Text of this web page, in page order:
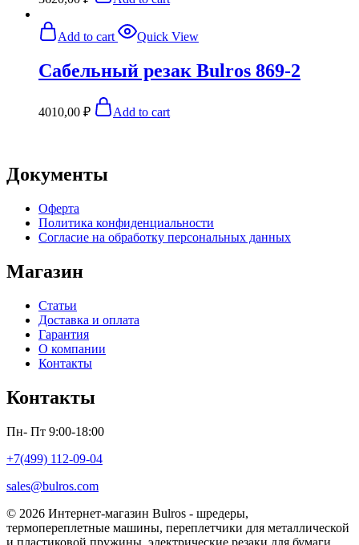
Add to cart Quick View
Сабельный резак Bulros 869-2
4010,00 ₽ Add to cart
Документы
Оферта
Политика конфиденциальности
Согласие на обработку персональных данных
Магазин
Статьи
Доставка и оплата
Гарантия
О компании
Контакты
Контакты
Пн- Пт 9:00-18:00
+7(499) 112-09-04
sales@bulros.com
© 2026 Интернет-магазин Bulros - шредеры,
термопереплетные машины, переплетчики для металлической
и пластиковой пружины, электрические резаки для бумаги,